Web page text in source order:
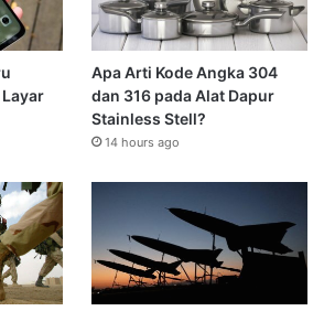
Apa Arti Kode Angka 304
dan 316 pada Alat Dapur
Stainless Stell?
14 hours ago